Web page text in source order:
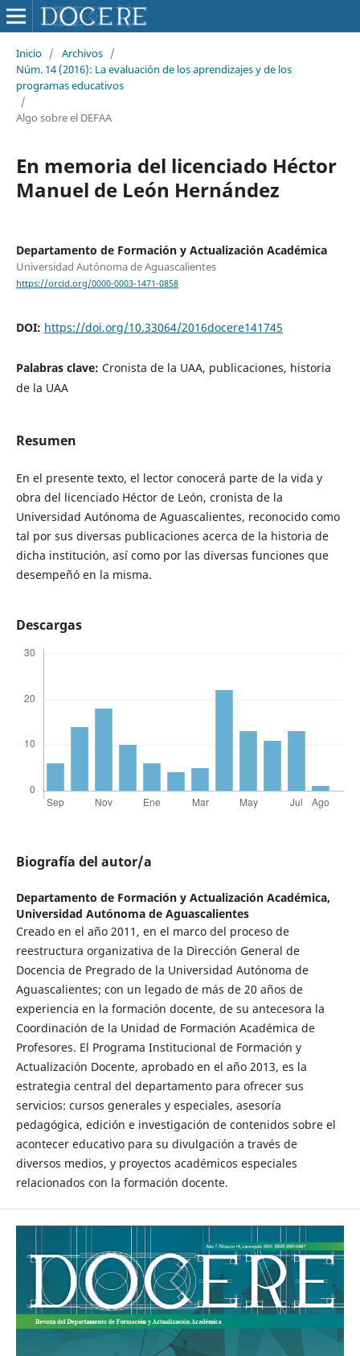
Inicio / Archivos /
Núm. 14 (2016): La evaluación de los aprendizajes y de los
programas educativos
/
Algo sobre el DEFAA
En memoria del licenciado Héctor
Manuel de León Hernández
Departamento de Formación y Actualización Académica
Universidad Autónoma de Aguascalientes
https://orcid.org/0000-0003-1471-0858
DOI: https://doi.org/10.33064/2016docere141745
Palabras clave: Cronista de la UAA, publicaciones, historia
de la UAA
Resumen
En el presente texto, el lector conocerá parte de la vida y
obra del licenciado Héctor de León, cronista de la
Universidad Autónoma de Aguascalientes, reconocido como
tal por sus diversas publicaciones acerca de la historia de
dicha institución, así como por las diversas funciones que
desempeñó en la misma.
Descargas
Biografía del autor/a
Departamento de Formación y Actualización Académica,
Universidad Autónoma de Aguascalientes
Creado en el año 2011, en el marco del proceso de
reestructura organizativa de la Dirección General de
Docencia de Pregrado de la Universidad Autónoma de
Aguascalientes; con un legado de más de 20 años de
experiencia en la formación docente, de su antecesora la
Coordinación de la Unidad de Formación Académica de
Profesores. El Programa Institucional de Formación y
Actualización Docente, aprobado en el año 2013, es la
estrategia central del departamento para ofrecer sus
servicios: cursos generales y especiales, asesoría
pedagógica, edición e investigación de contenidos sobre el
acontecer educativo para su divulgación a través de
diversos medios, y proyectos académicos especiales
relacionados con la formación docente.